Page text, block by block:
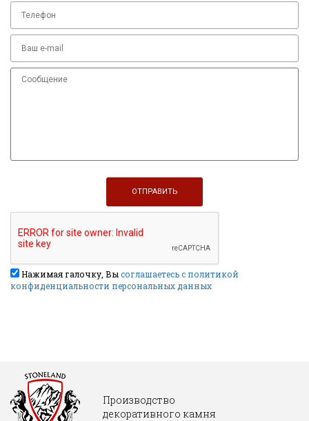
Нажимая галочку, Вы соглашаетесь с политикой
конфиденциальности персональных данных
Производство
декоративного камня